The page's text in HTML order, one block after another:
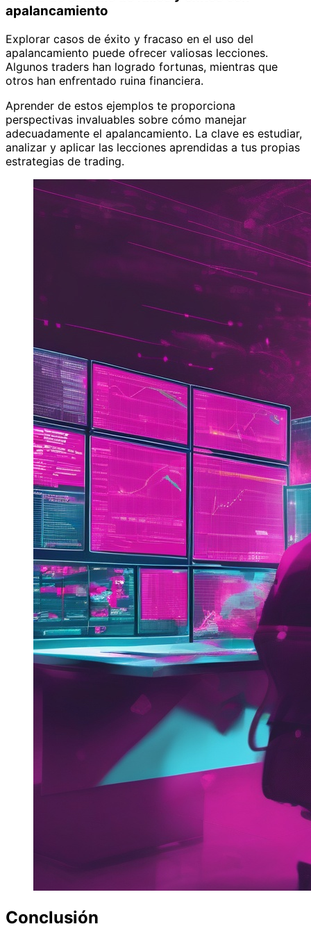
apalancamiento
Explorar casos de éxito y fracaso en el uso del
apalancamiento puede ofrecer valiosas lecciones.
Algunos traders han logrado fortunas, mientras que
otros han enfrentado ruina financiera.
Aprender de estos ejemplos te proporciona
perspectivas invaluables sobre cómo manejar
adecuadamente el apalancamiento. La clave es estudiar,
analizar y aplicar las lecciones aprendidas a tus propias
estrategias de trading.
Conclusión